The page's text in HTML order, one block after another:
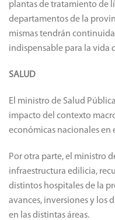
plantas de tratamiento de
departamentos de la
mismas tendrán
indispensable para la vida
SALUD
El ministro de Salud
impacto del contexto
económicas nacionales en
Por otra parte, el ministro
infraestructura edilicia,
distintos hospitales de la
avances, inversiones y los
en las distintas áreas.